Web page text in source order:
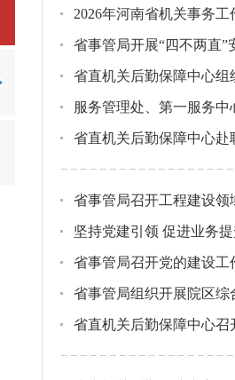
2026年河南省机关事务工
省事管局开展“四不两直”
省直机关后勤保障中心
服务管理处、第一服务
省直机关后勤保障中心
省事管局召开工程建设领
坚持党建引领 促进业务
省事管局召开党的建设
省事管局组织开展院区综
省直机关后勤保障中心